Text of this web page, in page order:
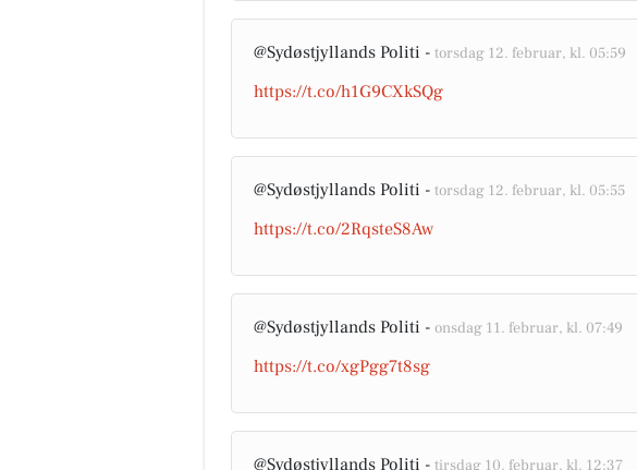
@Sydøstjyllands Politi - torsdag 12. februar, kl. 05:59
https://t.co/h1G9CXkSQg
@Sydøstjyllands Politi - torsdag 12. februar, kl. 05:55
https://t.co/2RqsteS8Aw
@Sydøstjyllands Politi - onsdag 11. februar, kl. 07:49
https://t.co/xgPgg7t8sg
@Sydøstjyllands Politi - tirsdag 10. februar, kl. 12:37